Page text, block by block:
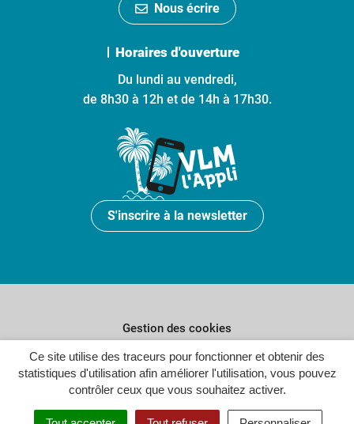
Ce site utilise des traceurs pour fonctionner et obtenir des
statistiques d'utilisation afin améliorer l'utilisation, vous pouvez
contrôler ceux que vous souhaitez activer.
Nous écrire
Horaires d'ouverture
Du lundi au vendredi,
de 8h30 à 12h et de 14h à 17h30.
S'inscrire à la newsletter
Gestion des cookies
Plan du site
Politique de confidentialité
Crédits